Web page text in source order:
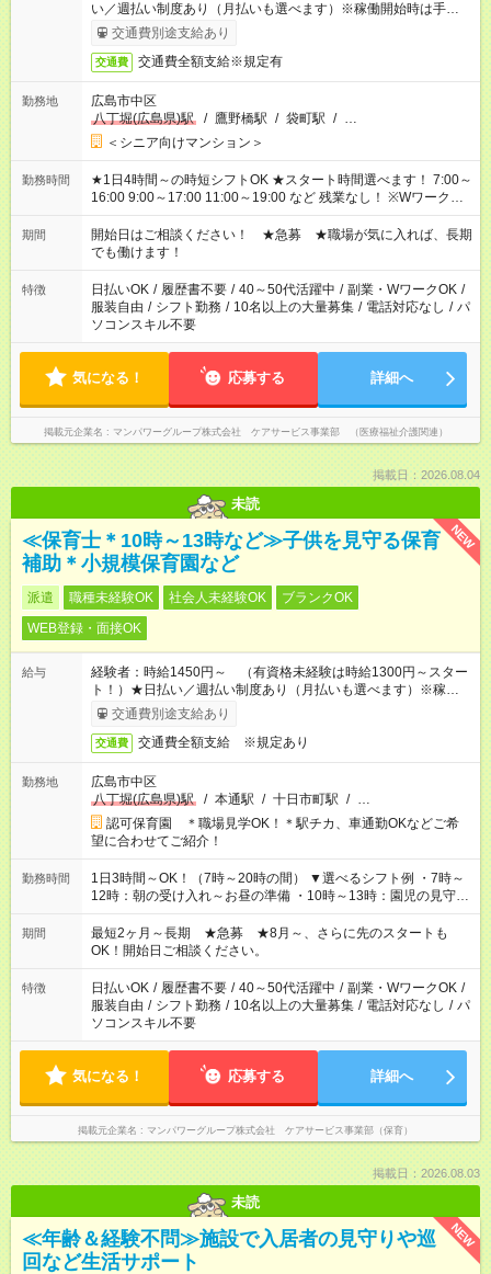
い／週払い制度あり（月払いも選べます）※稼働開始時は手続き
完了次第のお支払いとなります。
交通費別途支給あり
交通費 交通費全額支給※規定有
勤務地
広島市中区
八丁堀(広島県)駅
/ 鷹野橋駅 / 袋町駅 / …
＜シニア向けマンション＞
勤務時間
★1日4時間～の時短シフトOK ★スタート時間選べます！ 7:00～
16:00 9:00～17:00 11:00～19:00 など 残業なし！ ※Wワークの
場合、他のお仕事と合わせ週40時間超の就業はご案内できませ
ん ※法令に基づき、週20時間以上勤務は社会保険への加入対象
となります ※労働者派遣法（日雇い派遣の原則禁止）により、
短時間・短期間の就業はご案内が難しい場合があります
期間
開始日はご相談ください！ ★急募 ★職場が気に入れば、長期
でも働けます！
特徴 日払いOK / 履歴書不要 / 40～50代活躍中 / 副業・WワークOK /
服装自由 / シフト勤務 / 10名以上の大量募集 / 電話対応なし / パ
ソコンスキル不要
気になる！ 応募する 詳細へ
掲載元企業名 マンパワーグループ株式会社 ケアサービス事業部 （医療福祉介護関連）
掲載日：2026.08.04
未読
NEW
≪保育士＊10時～13時など≫子供を見守る保育
補助＊小規模保育園など
派遣 職種未経験OK 社会人未経験OK
ブランクOK
WEB登録・面接OK
給与
経験者：時給1450円～ （有資格未経験は時給1300円～スター
ト！）★日払い／週払い制度あり（月払いも選べます）※稼働開
始時は手続き完了次第のお支払いとなります★フルタイムできる
方は100円アップ！
交通費別途支給あり
交通費 交通費全額支給 ※規定あり
勤務地
広島市中区
八丁堀(広島県)駅
/ 本通駅 / 十日市町駅 / …
認可保育園 ＊職場見学OK！＊駅チカ、車通勤OKなどご希
望に合わせてご紹介！
勤務時間
1日3時間～OK！（7時～20時の間） ▼選べるシフト例 ・7時～
12時：朝の受け入れ～お昼の準備 ・10時～13時：園児の見守り
～お昼の補助 ・9時～16時：帰りの会まで！子供の成長を見守
る ・15時～20時：夜のお迎えサポート ※残業なし！
期間
最短2ヶ月～長期 ★急募 ★8月～、さらに先のスタートも
OK！開始日ご相談ください。
特徴 日払いOK / 履歴書不要 / 40～50代活躍中 / 副業・WワークOK /
服装自由 / シフト勤務 / 10名以上の大量募集 / 電話対応なし / パ
ソコンスキル不要
気になる！ 応募する 詳細へ
掲載元企業名 マンパワーグループ株式会社 ケアサービス事業部（保育）
掲載日：2026.08.03
未読
NEW
≪年齢＆経験不問≫施設で入居者の見守りや巡
回など生活サポート